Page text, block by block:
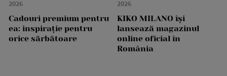
2026
Cadouri premium pentru
ea: inspirație pentru
orice sărbătoare
2026
KIKO MILANO își
lansează magazinul
online oficial în
România